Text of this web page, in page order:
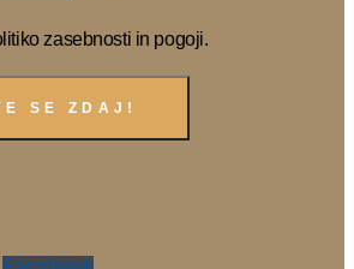
zasebnosti in pogoji.